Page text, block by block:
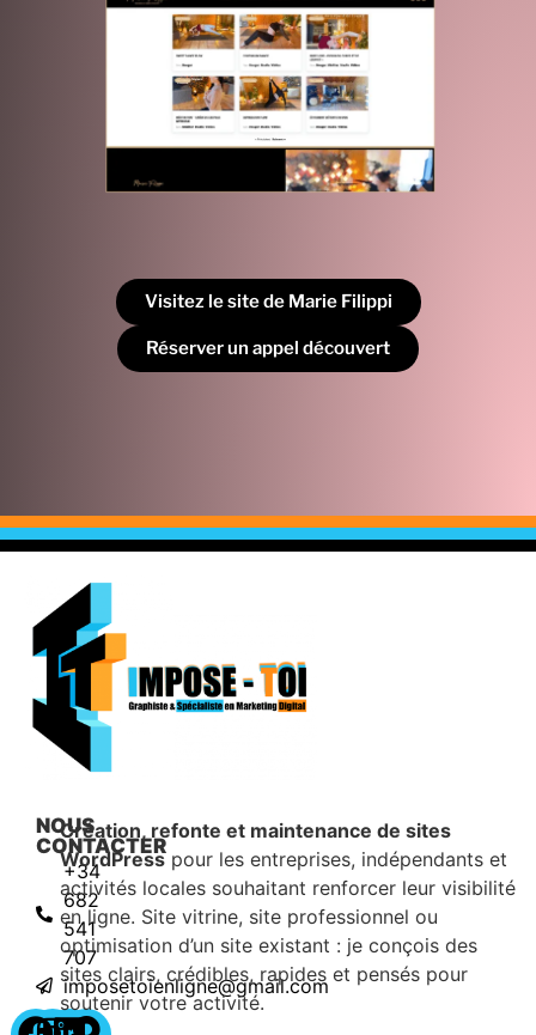
Visitez le site de Marie Filippi
Réserver un appel découvert
NOUS
CONTACTER
+34
682
541
707
imposetoienligne@gmail.com
Création, refonte et maintenance de sites
WordPresspour les entreprises, indépendants et
activités locales souhaitant renforcer leur visibilité
en ligne. Site vitrine, site professionnel ou
optimisation d’un site existant : je conçois des
sites clairs, crédibles, rapides et pensés pour
soutenir votre activité.